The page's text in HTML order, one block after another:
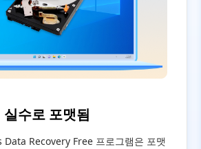
실수로 포맷됨
Recovery Free 프로그램은 포맷